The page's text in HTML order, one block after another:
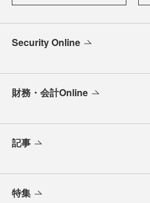
Security Online
財務・会計Online
記事
特集